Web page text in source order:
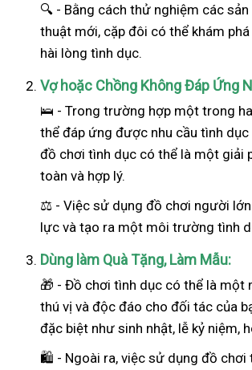
🔍 - Bằng cách thử nghiệm các sản
thuật mới, cặp đôi có thể khám
hài lòng tình dục.
Vợ hoặc Chồng Không Đáp Ứng
🛌 - Trong trường hợp một trong
thể đáp ứng được nhu cầu tình
đồ chơi tình dục có thể là một giải
toàn và hợp lý.
⚖️ - Việc sử dụng đồ chơi người
lực và tạo ra một môi trường tình
Dùng làm Quà Tặng, Làm Mẫu:
🎁 - Đồ chơi tình dục có thể là một
thú vị và độc đáo cho đối tác của
đặc biệt như sinh nhật, lễ kỷ niệm,
🛍️ - Ngoài ra, việc sử dụng đồ chơi